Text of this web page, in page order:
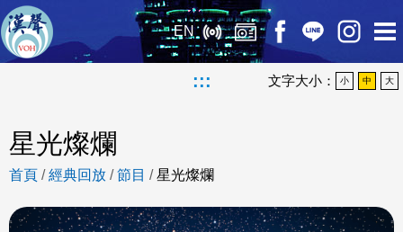
EN
::: 文字大小： 小 中 大
星光燦爛
首頁 /經典回放 /節目 /星光燦爛